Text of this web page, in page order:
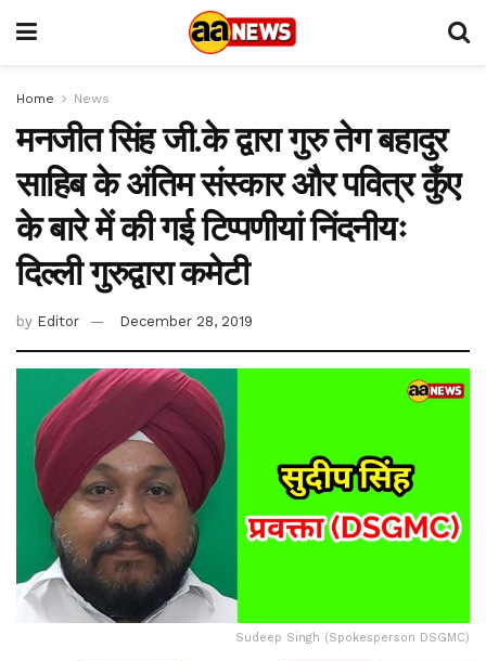
Home News
मनजीत सिंह जी.के द्वारा गुरु तेग बहादुर
साहिब के अंतिम संस्कार और पवित्र कुँए
के बारे में की गई टिप्पणीयां निंदनीयः
दिल्ली गुरुद्वारा कमेटी
by Editor December 28, 2019
Sudeep Singh (Spokesperson DSGMC)